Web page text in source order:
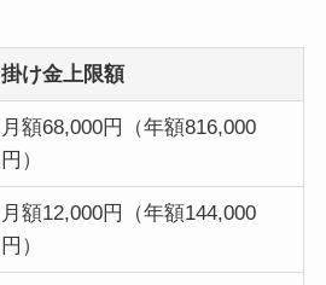
掛け金上限額
月額68,000円（年額816,000
円）
月額12,000円（年額144,000
円）